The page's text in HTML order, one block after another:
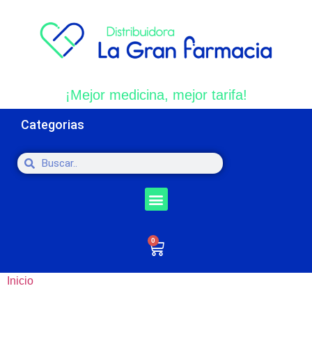
¡Mejor medicina, mejor tarifa!
Categorias
0
Inicio